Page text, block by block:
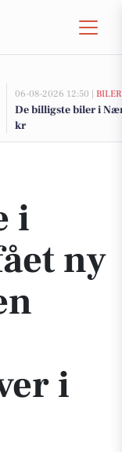
06-08-2026 12:50 | BILER
De billigste biler i
kr
den velkendte
i
ny
i